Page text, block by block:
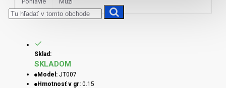
Sklad:
SKLADOM
Model: JT007
Hmotnosť v gr: 0.15